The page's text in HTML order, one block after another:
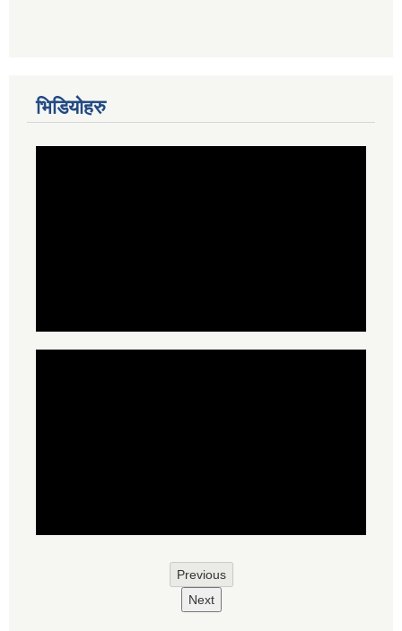
भिडियोहरु
Previous
Next